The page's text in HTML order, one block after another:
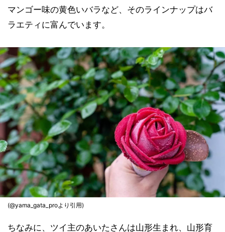
マンゴー味の黄色いバラなど、そのラインナップはバ
ラエティに富んでいます。
(@yama_gata_proより引用)
ちなみに、ツイ主のあいたさんは山形生まれ、山形育